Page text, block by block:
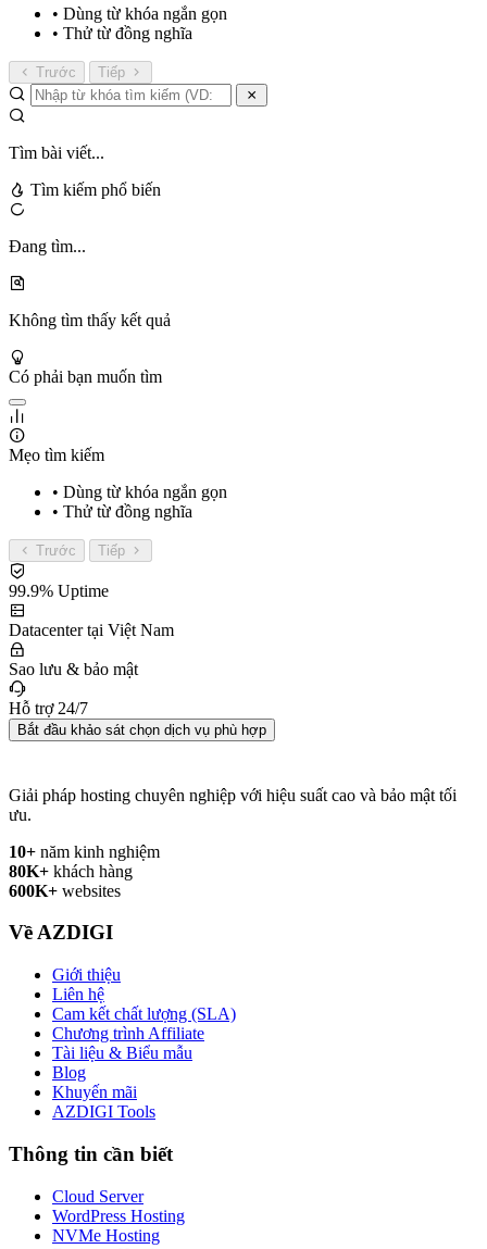
• Dùng từ khóa ngắn gọn
• Thử từ đồng nghĩa
Trước Tiếp
Tìm bài viết...
Tìm kiếm phổ biến
Đang tìm...
Không tìm thấy kết quả
Có phải bạn muốn tìm
Mẹo tìm kiếm
• Dùng từ khóa ngắn gọn
• Thử từ đồng nghĩa
Trước Tiếp
99.9% Uptime
Datacenter tại Việt Nam
Sao lưu & bảo mật
Hỗ trợ 24/7
Bắt đầu khảo sát chọn dịch vụ phù hợp
Giải pháp hosting chuyên nghiệp với hiệu suất cao và bảo mật tối
ưu.
10+ năm kinh nghiệm
80K+ khách hàng
600K+ websites
Về AZDIGI
Giới thiệu
Liên hệ
Cam kết chất lượng (SLA)
Chương trình Affiliate
Tài liệu & Biểu mẫu
Blog
Khuyến mãi
AZDIGI Tools
Thông tin cần biết
Cloud Server
WordPress Hosting
NVMe Hosting